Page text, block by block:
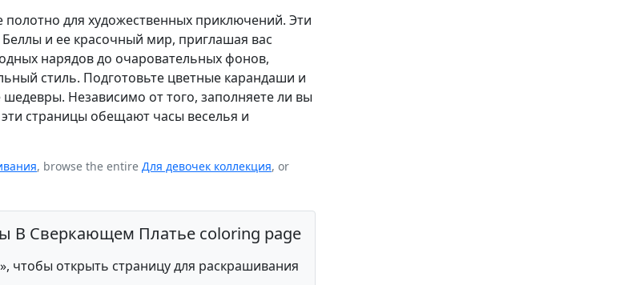
для художественных приключений. Эти
и ее красочный мир, приглашая вас
нарядов до очаровательных фонов,
стиль. Подготовьте цветные карандаши и
Независимо от того, заполняете ли вы
страницы обещают часы веселья и
, browse the entire Для девочек коллекция, or
В Сверкающем Платье coloring page
открыть страницу для раскрашивания